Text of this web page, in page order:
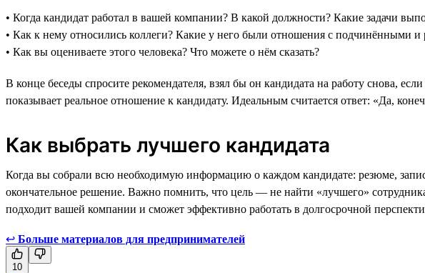
• Когда кандидат работал в вашей компании? В какой должности? Какие задачи
• Как к нему относились коллеги? Какие у него были отношения с подчинёнными и
• Как вы оцениваете этого человека? Что можете о нём сказать?
В конце беседы спросите рекомендателя, взял бы он кандидата на работу снова,
показывает реальное отношение к кандидату. Идеальным считается ответ: «Да,
Как выбрать лучшего кандидата
Когда вы собрали всю необходимую информацию о каждом кандидате: резюме,
окончательное решение. Важно помнить, что цель — не найти «лучшего»
подходит вашей компании и сможет эффективно работать в долгосрочной
↩ Больше материалов для предпринимателей
10